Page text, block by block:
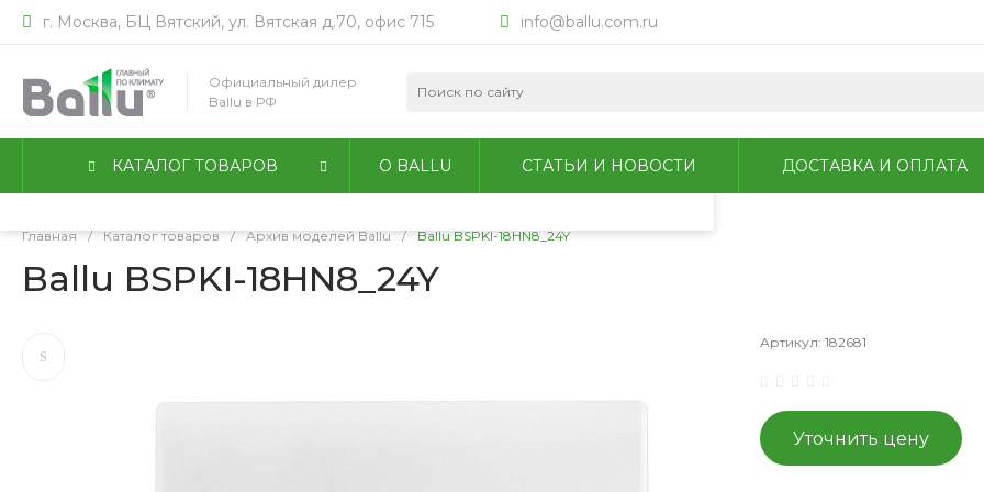
работы сайта. Оставаясь на сайте, вы соглашаетесь с
конфиденциальности.
Принимаю Подробнее
г. Москва, БЦ Вятский, ул. Вятская д.70, офис 715 info@ballu.com.ru
Официальный дилер
Ballu в РФ
КАТАЛОГ ТОВАРОВ О BALLU СТАТЬИ И НОВОСТИ ДОСТАВКА И ОПЛАТА
Главная / Каталог товаров / Архив моделей Ballu / Ballu BSPKI-18HN8_24Y
Ballu BSPKI-18HN8_24Y
Артикул: 182681
Уточнить цену